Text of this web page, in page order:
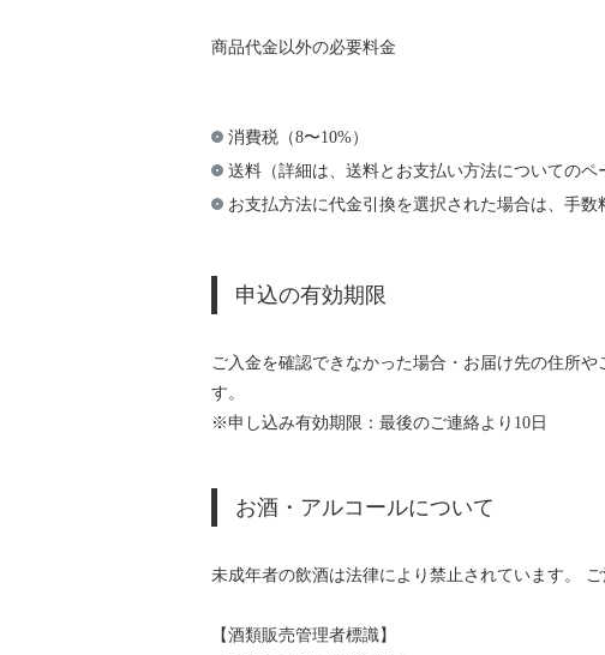
商品代金以外の必要料金
消費税（8〜10%）
送料（詳細は、送料とお支払い方法についてのペ
お支払方法に代金引換を選択された場合は、手数
申込の有効期限
ご入金を確認できなかった場合・お届け先の住所
す。
※申し込み有効期限：最後のご連絡より10日
お酒・アルコールについて
未成年者の飲酒は法律により禁止されています。
【酒類販売管理者標識】